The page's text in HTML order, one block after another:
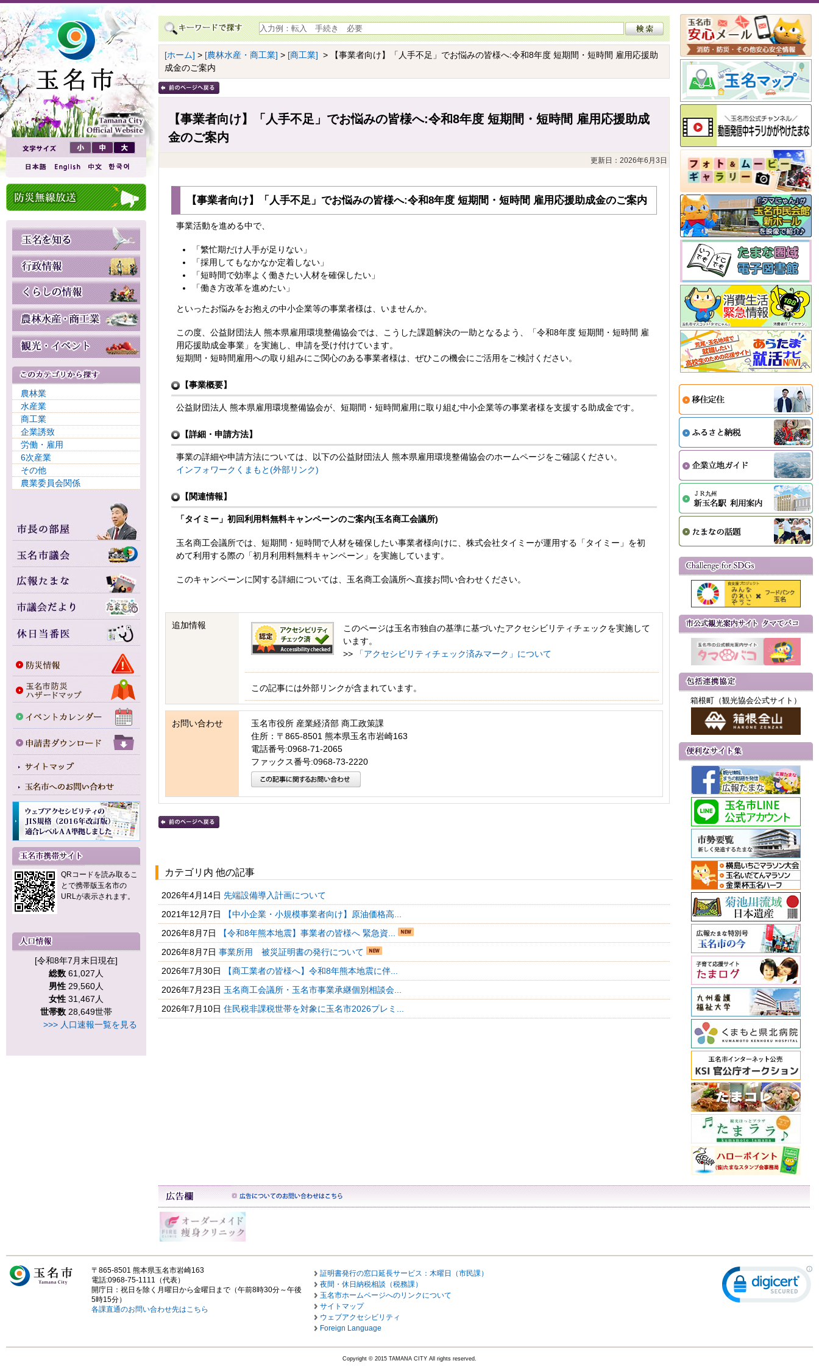
農林業
水産業
商工業
企業誘致
労働・雇用
6次産業
その他
農業委員会関係
QRコードを読み取るこ
とで携帯版玉名市の
URLが表示されます。
[令和8年7月末日現在]
総数 61,027人
男性 29,560人
女性 31,467人
世帯数 28,649世帯
>>> 人口速報一覧を見る
[ホーム] > [農林水産・商工業] > [商工業] > 【事業者向け】「人手不足」でお悩みの皆様へ:令和8年度 短期間・短時間 雇用応援助
成金のご案内
【事業者向け】「人手不足」でお悩みの皆様へ:令和8年度 短期間・短時間 雇用応援助成
金のご案内
更新日：2026年6月3日
【事業者向け】「人手不足」でお悩みの皆様へ:令和8年度 短期間・短時間 雇用応援助成金のご案内
事業活動を進める中で、
「繁忙期だけ人手が足りない」
「採用してもなかなか定着しない」
「短時間で効率よく働きたい人材を確保したい」
「働き方改革を進めたい」
といったお悩みをお抱えの中小企業等の事業者様は、いませんか。
この度、公益財団法人 熊本県雇用環境整備協会では、こうした課題解決の一助となるよう、「令和8年度 短期間・短時間 雇
用応援助成金事業」を実施し、申請を受け付けています。
短期間・短時間雇用への取り組みにご関心のある事業者様は、ぜひこの機会にご活用をご検討ください。
【事業概要】
公益財団法人 熊本県雇用環境整備協会が、短期間・短時間雇用に取り組む中小企業等の事業者様を支援する助成金です。
【詳細・申請方法】
事業の詳細や申請方法については、以下の公益財団法人 熊本県雇用環境整備協会のホームページをご確認ください。
インフォワークくまもと(外部リンク)
【関連情報】
「タイミー」初回利用料無料キャンペーンのご案内(玉名商工会議所)
玉名商工会議所では、短期間・短時間で人材を確保したい事業者様向けに、株式会社タイミーが運用する「タイミー」を初
めて利用する際の「初月利用料無料キャンペーン」を実施しています。
このキャンペーンに関する詳細については、玉名商工会議所へ直接お問い合わせください。
追加情報
このページは玉名市独自の基準に基づいたアクセシビリティチェックを実施して
います。
>>
「アクセシビリティチェック済みマーク」について
この記事には外部リンクが含まれています。
お問い合わせ
玉名市役所 産業経済部 商工政策課
住所：〒865-8501 熊本県玉名市岩崎163
電話番号:0968-71-2065
ファックス番号:0968-73-2220
カテゴリ内 他の記事
2026年4月14日 先端設備導入計画について
2021年12月7日
【中小企業・小規模事業者向け】原油価格高...
2026年8月7日
【令和8年熊本地震】事業者の皆様へ 緊急資...
2026年8月7日 事業所用 被災証明書の発行について
2026年7月30日
【商工業者の皆様へ】令和8年熊本地震に伴...
2026年7月23日 玉名商工会議所・玉名市事業承継個別相談会...
2026年7月10日 住民税非課税世帯を対象に玉名市2026プレミ...
箱根町（観光協会公式サイト）
〒865-8501 熊本県玉名市岩崎163
電話:0968-75-1111（代表）
開庁日：祝日を除く月曜日から金曜日まで（午前8時30分～午後
5時15分）
各課直通のお問い合わせ先はこちら
証明書発行の窓口延長サービス：木曜日（市民課）
夜間・休日納税相談（税務課）
玉名市ホームページへのリンクについて
サイトマップ
ウェブアクセシビリティ
Foreign Language
Copyright © 2015 TAMANA CITY All rights reserved.